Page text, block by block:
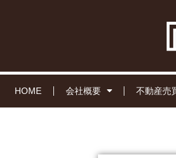
HOME 会社概要 不動産売